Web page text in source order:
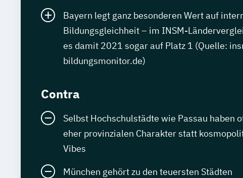
Bayern legt ganz besonderen Wert auf
Bildungsgleichheit – im INSM-
es damit 2021 sogar auf Platz 1 (Quelle:
bildungsmonitor.de)
Contra
Selbst Hochschulstädte wie Passau haben
eher provinzialen Charakter statt
Vibes
München gehört zu den teuersten Städten